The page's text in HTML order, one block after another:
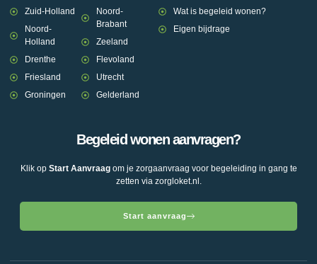
Zuid-Holland
Noord-
Holland
Drenthe
Friesland
Groningen
Noord-
Brabant
Zeeland
Flevoland
Utrecht
Gelderland
Wat is begeleid wonen?
Eigen bijdrage
Begeleid wonen aanvragen?
Klik op Start Aanvraagom je zorgaanvraag voor begeleiding in gang te
zetten via zorgloket.nl.
Start aanvraag